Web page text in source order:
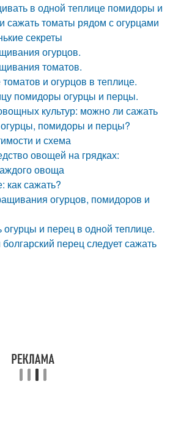
в одной теплице помидоры и
сажать томаты рядом с огурцами
секреты
огурцов.
томатов.
и огурцов в теплице.
помидоры огурцы и перцы.
культур: можно ли сажать
помидоры и перцы?
и схема
овощей на грядках:
овоща
как сажать?
огурцов, помидоров и
и перец в одной теплице.
перец следует сажать